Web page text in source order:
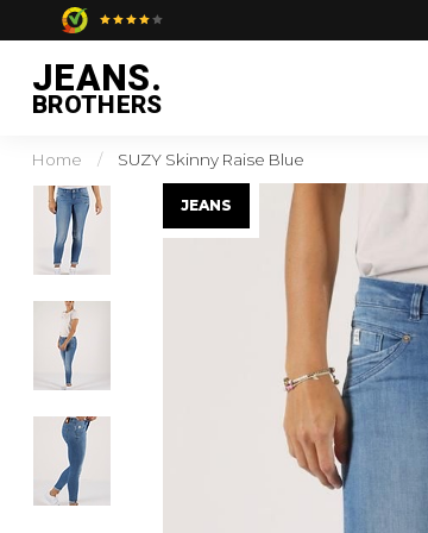
JEANS.
BROTHERS
Home / SUZY Skinny Raise Blue
JEANS